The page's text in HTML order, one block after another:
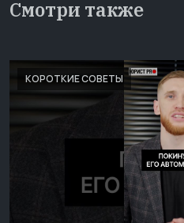
Смотри также
КОРОТКИЕ СОВЕТЫ